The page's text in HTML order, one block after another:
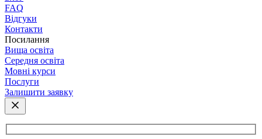
FAQ
Відгуки
Контакти
Посилання
Вища освіта
Середня освіта
Мовні курси
Послуги
Залишити заявку